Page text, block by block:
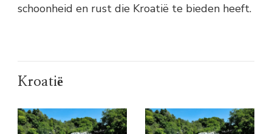
schoonheid en rust die Kroatië te bieden heeft.
Kroatië